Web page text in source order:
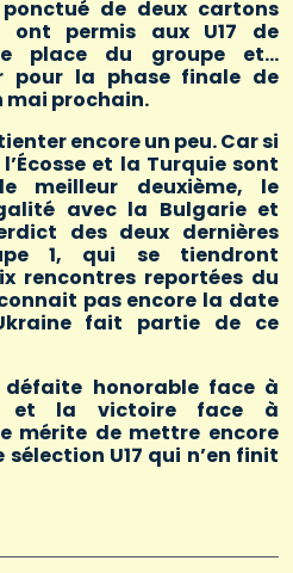
de deux cartons
ont permis aux U17 de
place du groupe et…
pour la phase finale de
mai prochain.
encore un peu. Car si
et la Turquie sont
meilleur deuxième, le
avec la Bulgarie et
des deux dernières
1, qui se tiendront
rencontres reportées du
pas encore la date
fait partie de ce
honorable face à
et la victoire face à
mérite de mettre encore
U17 qui n’en finit